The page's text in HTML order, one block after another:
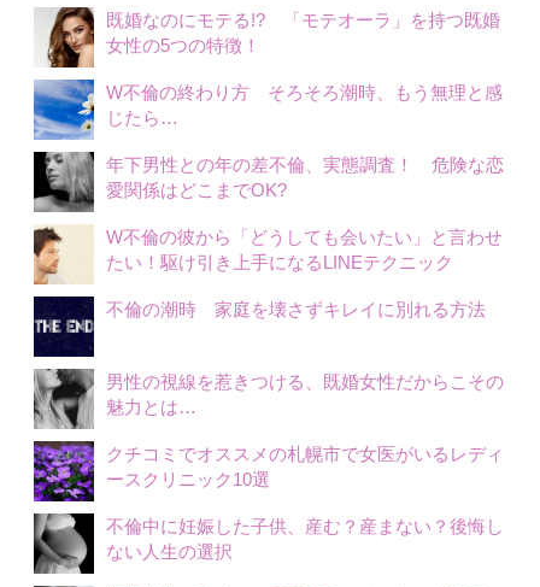
既婚なのにモテる!? 「モテオーラ」を持つ既婚
女性の5つの特徴！
W不倫の終わり方 そろそろ潮時、もう無理と感
じたら…
年下男性との年の差不倫、実態調査！ 危険な恋
愛関係はどこまでOK?
W不倫の彼から「どうしても会いたい」と言わせ
たい！駆け引き上手になるLINEテクニック
不倫の潮時 家庭を壊さずキレイに別れる方法
男性の視線を惹きつける、既婚女性だからこその
魅力とは…
クチコミでオススメの札幌市で女医がいるレディ
ースクリニック10選
不倫中に妊娠した子供、産む？産まない？後悔し
ない人生の選択